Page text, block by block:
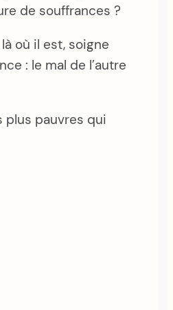
de souffrances ?
où il est, soigne
: le mal de l’autre
plus pauvres qui